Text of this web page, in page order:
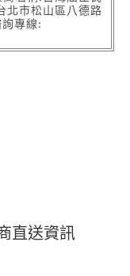
北市松山區八德路
專線:
直送資訊